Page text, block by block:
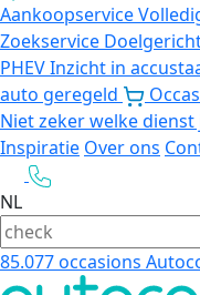
Aankoopservice
Zoekservice
PHEVInzicht in
auto geregeld
Niet zeker welke
Inspiratie Over ons
NL
85.077occasions